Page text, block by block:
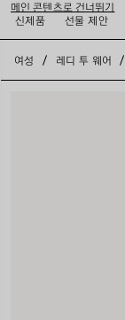
메인 콘텐츠로 건너뛰기
신제품
선물 제안
close the banner
여성 레디 투 웨어